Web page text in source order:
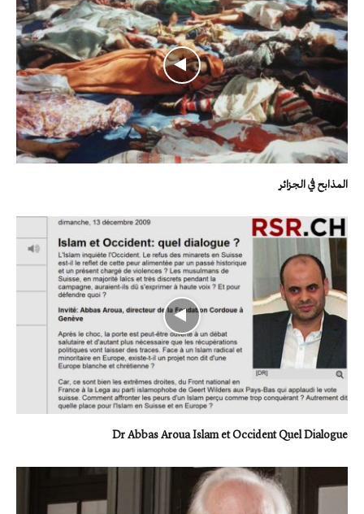
المذابح في الجزائر
Dr Abbas Aroua Islam et Occident Quel Dialogue